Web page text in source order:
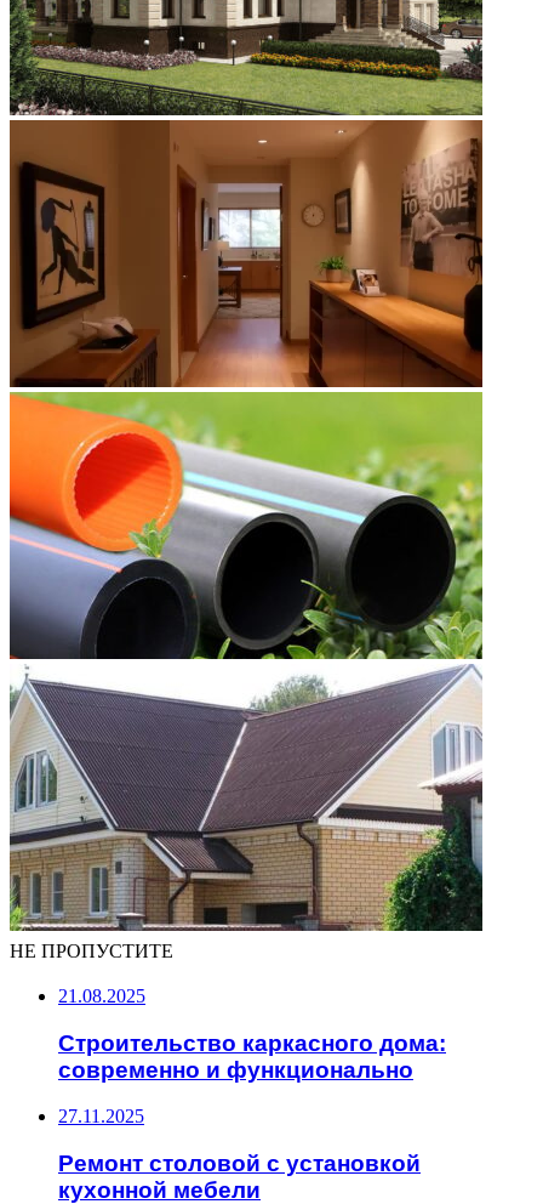
НЕ ПРОПУСТИТЕ
21.08.2025
Строительство каркасного дома:
современно и функционально
27.11.2025
Ремонт столовой с установкой
кухонной мебели